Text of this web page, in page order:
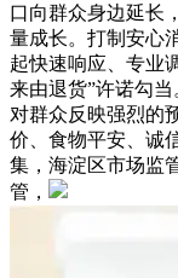
口向群众身边延长
量成长。打制安心
起快速响应、专业
来由退货”许诺勾
对群众反映强烈的
价、食物平安、诚
集，海淀区市场监
管，